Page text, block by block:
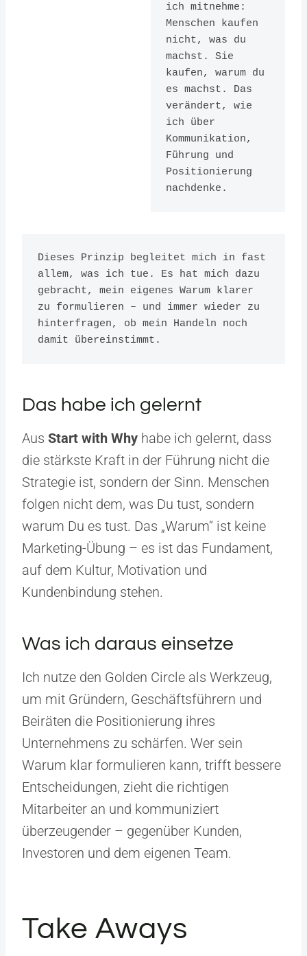
ich mitnehme:
Menschen kaufen
nicht, was du
machst. Sie
kaufen, warum du
es machst. Das
verändert, wie
ich über
Kommunikation,
Führung und
Positionierung
nachdenke.
Dieses Prinzip begleitet mich in fast
allem, was ich tue. Es hat mich dazu
gebracht, mein eigenes Warum klarer
zu formulieren – und immer wieder zu
hinterfragen, ob mein Handeln noch
damit übereinstimmt.
Das habe ich gelernt
Aus Start with Why habe ich gelernt, dass
die stärkste Kraft in der Führung nicht die
Strategie ist, sondern der Sinn. Menschen
folgen nicht dem, was Du tust, sondern
warum Du es tust. Das „Warum“ ist keine
Marketing-Übung – es ist das Fundament,
auf dem Kultur, Motivation und
Kundenbindung stehen.
Was ich daraus einsetze
Ich nutze den Golden Circle als Werkzeug,
um mit Gründern, Geschäftsführern und
Beiräten die Positionierung ihres
Unternehmens zu schärfen. Wer sein
Warum klar formulieren kann, trifft bessere
Entscheidungen, zieht die richtigen
Mitarbeiter an und kommuniziert
überzeugender – gegenüber Kunden,
Investoren und dem eigenen Team.
Take Aways